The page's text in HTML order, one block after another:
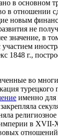
в основном
в отношении
новым
не
значение, в
1848 г.,
во
турецкого
именно для
в XVII-